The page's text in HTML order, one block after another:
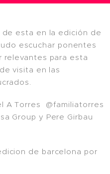
esta en la edición de
escuchar ponentes
relevantes para esta
visita en las
A Torres @familiatorres
Group y Pere Girbau
de barcelona por